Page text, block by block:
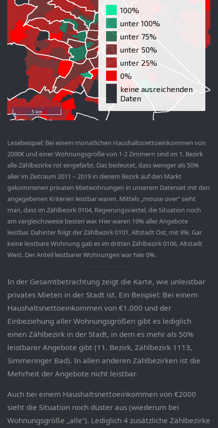
Lesebeispiel: Bei einem monatlichen Haushaltsnettoeinkommen von
2000€ und einer Wohnungsgröße von 1-2 Zimmern sind im 1. Bezirk
alle Zählbezirke rot eingefärbt. Das bedeutet, dass weniger als 50%
aller im Zeitraum 2011 – 2019 in diesem Bezirk auf den Markt
gekommenen privaten Mietwohnungen in unserem Datenset mit den
angegebenen Kriterien leistbar waren. Mittels „mouse over“ sieht
man, dass im Zählbezirk 0104, Regierungsviertel, die Situation noch
am vergleichsweise besten war. Hier waren 19% aller Angebote
leistbar. Dahinter folgt der Zählbezirk 0101, Altstadt Ost, mit 9%. Gar
keine leistbare Wohnung gab es im dritten Zählbezirk 0106, Altstadt
West. Der Anteil leistbarer Wohnungen war hier 0%.
In der Gesamtbetrachtung zeigt die Karte, wie unleistbar
privates Mieten in der Stadt ist. Ein Beispiel: Bei einem
Haushaltsnettoeinkommen von €1.000 und der
Einbeziehung aller Wohnungsgrößen gibt es lediglich
einen Zählbezirk in der Stadt, in dem es mehr als 50%
leistbarer Angebote gibt (11. Bezirk, Zählbezirk 1113,
Simmeringer Bad). In allen anderen Zählbezirken ist die
Mehrheit der Angebote nicht leistbar.
Auch bei einem Haushaltsnettoeinkommen von €2000
sieht die Situation noch düster aus (wiederum bei
Wohnungsgröße „alle“). Lediglich 4 zusätzliche Zählbezirke